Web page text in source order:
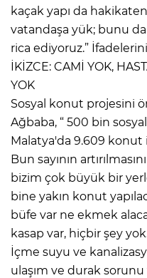
kaçak yapı da
vatandaşa yük; bunu
rica ediyoruz.”
İKİZCE: CAMİ YOK,
YOK
Sosyal konut projesini
Ağbaba, “ 500 bin
Malatya'da 9.609 konut
Bun sayının
bizim çok büyük bir
bine yakın konut
büfe var ne ekmek
kasap var, hiçbir şey
İçme suyu ve
ulaşım ve durak sorunu